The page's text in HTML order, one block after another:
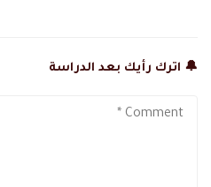
🔔 اترك رأيك بعد الدراسة